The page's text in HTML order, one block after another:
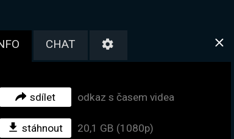
CHAT
sdílet odkaz s časem videa
stáhnout 20,1 GB (1080p)